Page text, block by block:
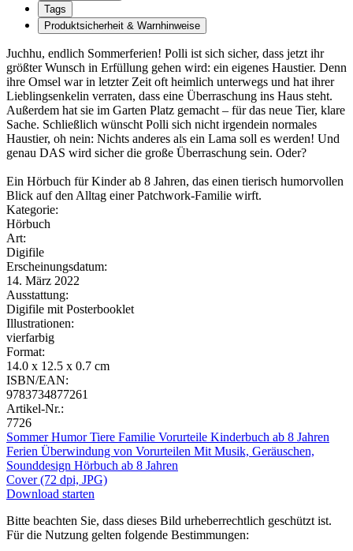
Tags
Produktsicherheit & Warnhinweise
Juchhu, endlich Sommerferien! Polli ist sich sicher, dass jetzt ihr
größter Wunsch in Erfüllung gehen wird: ein eigenes Haustier. Denn
ihre Omsel war in letzter Zeit oft heimlich unterwegs und hat ihrer
Lieblingsenkelin verraten, dass eine Überraschung ins Haus steht.
Außerdem hat sie im Garten Platz gemacht – für das neue Tier, klare
Sache. Schließlich wünscht Polli sich nicht irgendein normales
Haustier, oh nein: Nichts anderes als ein Lama soll es werden! Und
genau DAS wird sicher die große Überraschung sein. Oder?
Ein Hörbuch für Kinder ab 8 Jahren, das einen tierisch humorvollen
Blick auf den Alltag einer Patchwork-Familie wirft.
Kategorie:
Hörbuch
Art:
Digifile
Erscheinungsdatum:
14. März 2022
Ausstattung:
Digifile mit Posterbooklet
Illustrationen:
vierfarbig
Format:
14.0 x 12.5 x 0.7 cm
ISBN/EAN:
9783734877261
Artikel-Nr.:
7726
SommerHumorTiere Familie Vorurteile Kinderbuch ab 8 Jahren
Ferien Überwindung von Vorurteilen Mit Musik, Geräuschen,
Sounddesign Hörbuch ab 8 Jahren
Cover (72 dpi, JPG)
Download starten
Bitte beachten Sie, dass dieses Bild urheberrechtlich geschützt ist.
Für die Nutzung gelten folgende Bestimmungen: